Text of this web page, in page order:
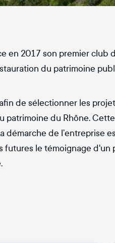
en 2017 son premier club
du patrimoine
de sélectionner les
du Rhône.
de l’entreprise
le témoignage